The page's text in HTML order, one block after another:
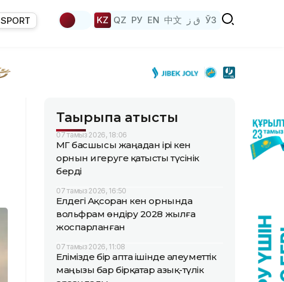
SPORT KZ QZ РУ EN 中文 ق ز ЎЗ
Тақырыпқа қатысты
07 тамыз 2026, 18:06
ҚМГ басшысы жаңадан ірі кен
орнын игеруге қатысты түсінік
берді
07 тамыз 2026, 16:50
Елдегі Ақсоран кен орнында
вольфрам өндіру 2028 жылға
жоспарланған
07 тамыз 2026, 11:08
Елімізде бір апта ішінде әлеуметтік
маңызы бар бірқатар азық-түлік